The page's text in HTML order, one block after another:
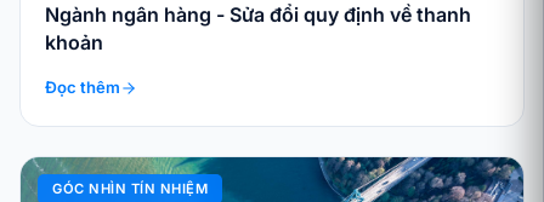
Ngành ngân hàng - Sửa đổi quy định về thanh
khoản
Đọc thêm
GÓC NHÌN TÍN NHIỆM